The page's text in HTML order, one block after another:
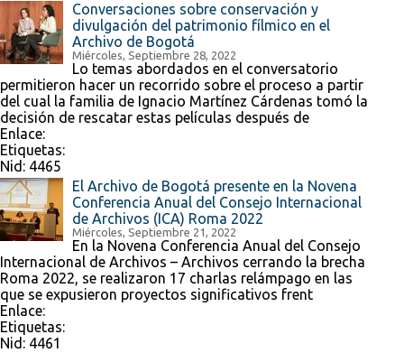
Conversaciones sobre conservación y
divulgación del patrimonio fílmico en el
Archivo de Bogotá
Miércoles, Septiembre 28, 2022
Lo temas abordados en el conversatorio
permitieron hacer un recorrido sobre el proceso a partir
del cual la familia de Ignacio Martínez Cárdenas tomó la
decisión de rescatar estas películas después de
Enlace:
Etiquetas:
Nid: 4465
El Archivo de Bogotá presente en la Novena
Conferencia Anual del Consejo Internacional
de Archivos (ICA) Roma 2022
Miércoles, Septiembre 21, 2022
En la Novena Conferencia Anual del Consejo
Internacional de Archivos – Archivos cerrando la brecha
Roma 2022, se realizaron 17 charlas relámpago en las
que se expusieron proyectos significativos frent
Enlace:
Etiquetas:
Nid: 4461